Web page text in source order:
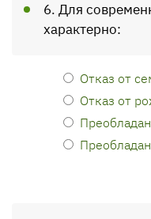
6. Для
характерно:
Отказ от
Отказ от